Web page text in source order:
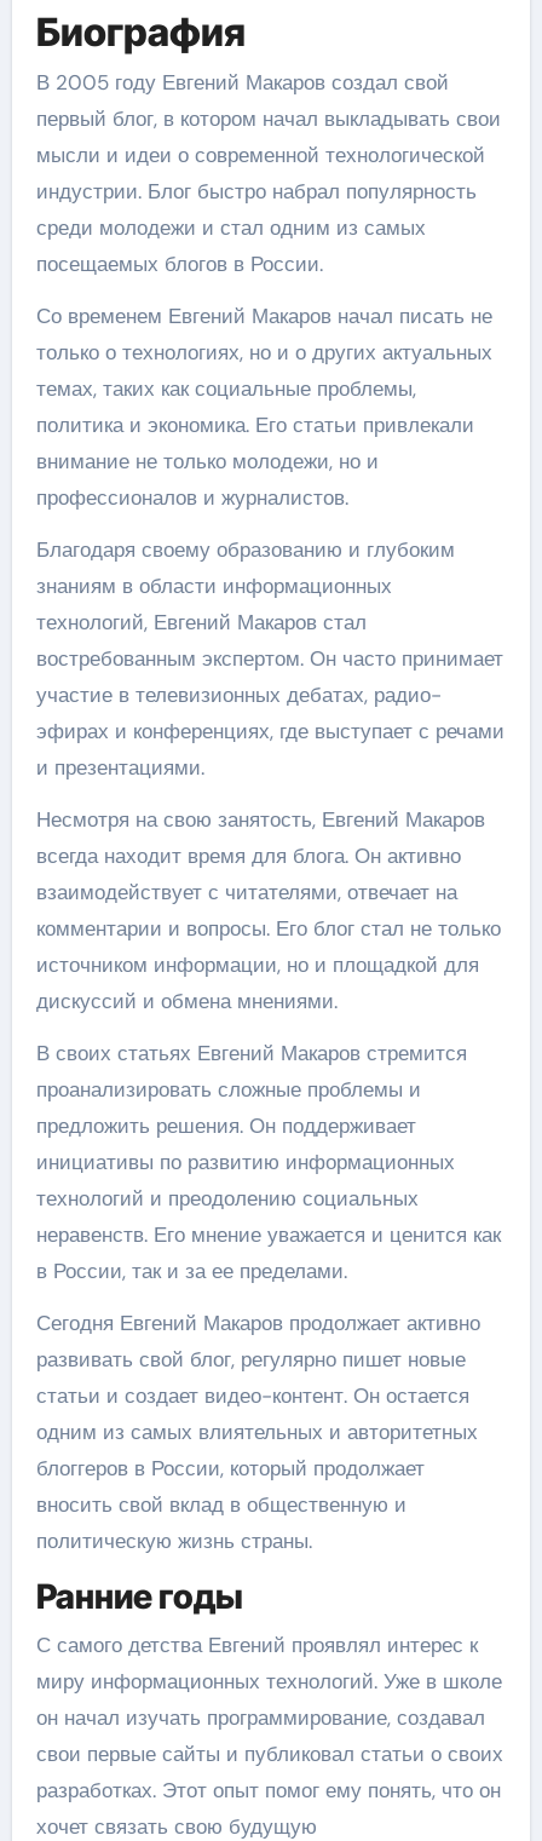
Биография
В 2005 году Евгений Макаров создал свой
первый блог, в котором начал выкладывать свои
мысли и идеи о современной технологической
индустрии. Блог быстро набрал популярность
среди молодежи и стал одним из самых
посещаемых блогов в России.
Со временем Евгений Макаров начал писать не
только о технологиях, но и о других актуальных
темах, таких как социальные проблемы,
политика и экономика. Его статьи привлекали
внимание не только молодежи, но и
профессионалов и журналистов.
Благодаря своему образованию и глубоким
знаниям в области информационных
технологий, Евгений Макаров стал
востребованным экспертом. Он часто принимает
участие в телевизионных дебатах, радио-
эфирах и конференциях, где выступает с речами
и презентациями.
Несмотря на свою занятость, Евгений Макаров
всегда находит время для блога. Он активно
взаимодействует с читателями, отвечает на
комментарии и вопросы. Его блог стал не только
источником информации, но и площадкой для
дискуссий и обмена мнениями.
В своих статьях Евгений Макаров стремится
проанализировать сложные проблемы и
предложить решения. Он поддерживает
инициативы по развитию информационных
технологий и преодолению социальных
неравенств. Его мнение уважается и ценится как
в России, так и за ее пределами.
Сегодня Евгений Макаров продолжает активно
развивать свой блог, регулярно пишет новые
статьи и создает видео-контент. Он остается
одним из самых влиятельных и авторитетных
блоггеров в России, который продолжает
вносить свой вклад в общественную и
политическую жизнь страны.
Ранние годы
С самого детства Евгений проявлял интерес к
миру информационных технологий. Уже в школе
он начал изучать программирование, создавал
свои первые сайты и публиковал статьи о своих
разработках. Этот опыт помог ему понять, что он
хочет связать свою будущую